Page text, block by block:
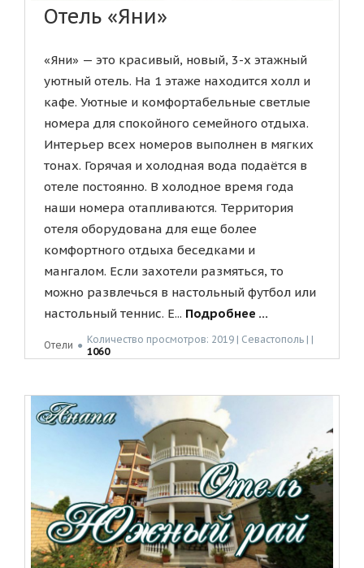
Отель «Яни»
«Яни» — это красивый, новый, 3-х этажный
уютный отель. На 1 этаже находится холл и
кафе. Уютные и комфортабельные светлые
номера для спокойного семейного отдыха.
Интерьер всех номеров выполнен в мягких
тонах. Горячая и холодная вода подаётся в
отеле постоянно. В холодное время года
наши номера отапливаются. Территория
отеля оборудована для еще более
комфортного отдыха беседками и
мангалом. Если захотели размяться, то
можно развлечься в настольный футбол или
настольный теннис. Е... Подробнее ...
Отели ● Количество просмотров: 2019 | Севастополь | |
1060